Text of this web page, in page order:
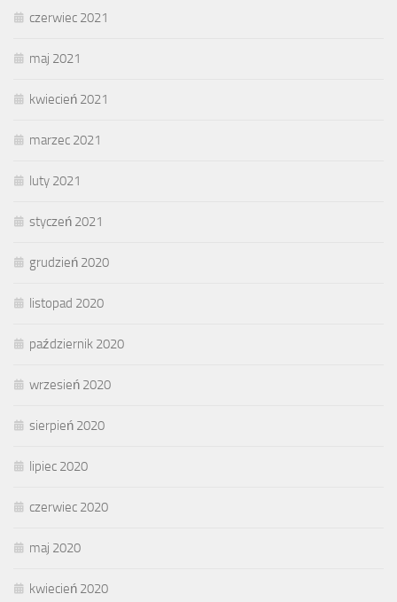
czerwiec 2021
maj 2021
kwiecień 2021
marzec 2021
luty 2021
styczeń 2021
grudzień 2020
listopad 2020
październik 2020
wrzesień 2020
sierpień 2020
lipiec 2020
czerwiec 2020
maj 2020
kwiecień 2020